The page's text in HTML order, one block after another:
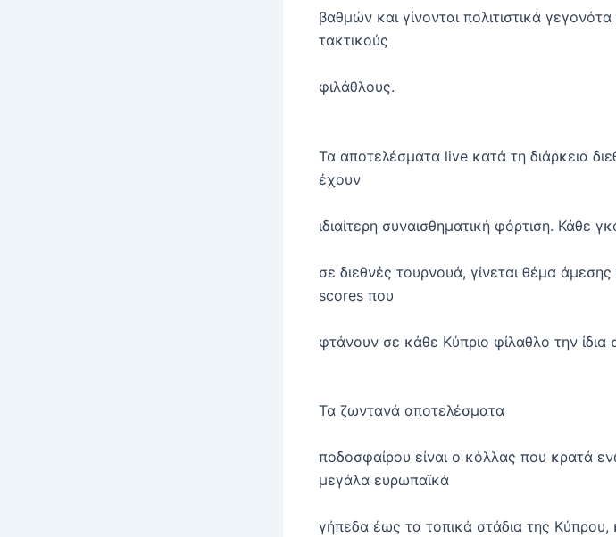
βαθμών και γίνονται πολιτιστικά
τακτικούς
φιλάθλους.
Τα αποτελέσματα live κατά τη διάρκεια
έχουν
ιδιαίτερη συναισθηματική φόρτιση. Κάθε
σε διεθνές τουρνουά, γίνεται θέμα
scores που
φτάνουν σε κάθε Κύπριο φίλαθλο την ίδια
Τα ζωντανά αποτελέσματα
ποδοσφαίρου είναι ο κόλλας που κρατά
μεγάλα ευρωπαϊκά
γήπεδα έως τα τοπικά στάδια της